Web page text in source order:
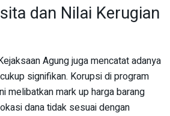
dan Nilai Kerugian
Agung juga mencatat adanya
signifikan. Korupsi di program
melibatkan mark up harga barang
dana tidak sesuai dengan